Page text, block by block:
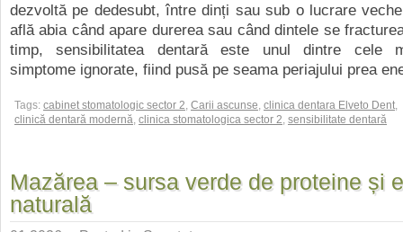
dezvoltă pe dedesubt, între dinți sau sub o lucrare
află abia când apare durerea sau când dintele se
timp, sensibilitatea dentară este unul dintre cele
simptome ignorate, fiind pusă pe seama periajului prea
Tags: cabinet stomatologic sector 2, Carii ascunse, clinica dentara Elveto Dent,
clinică dentară modernă, clinica stomatologica sector 2, sensibilitate dentară
Mazărea – sursa verde de proteine și
naturală